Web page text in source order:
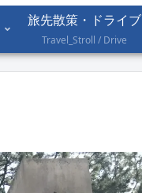
旅先散策・ドライブ
Travel_Stroll / Drive